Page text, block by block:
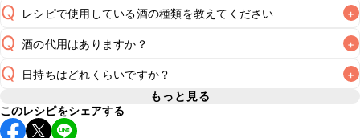
Q レシピで使用している酒の種類を教えてください +
A
Q 酒の代用はありますか？ +
A
Q 日持ちはどれくらいですか？ +
保存期間は冷蔵で翌日中が目安です。なるべくお早めにお召
し上がりください。
もっと見る
このレシピをシェアする